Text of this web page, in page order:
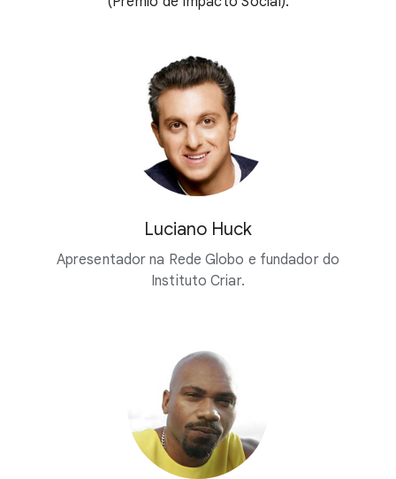
Luciano Huck
Apresentador na Rede Globo e fundador do
Instituto Criar.